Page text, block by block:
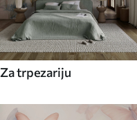
Za trpezariju